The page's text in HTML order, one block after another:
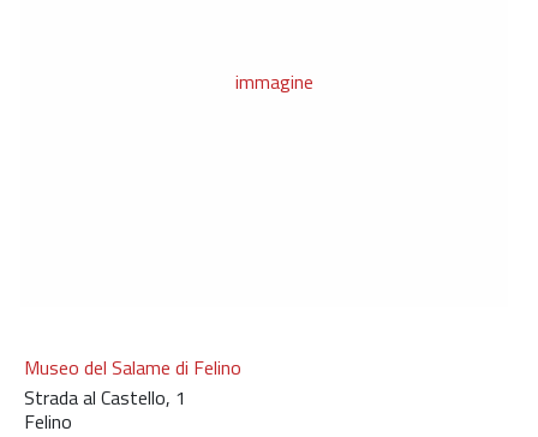
Museo del Salame di Felino
Strada al Castello, 1
Felino